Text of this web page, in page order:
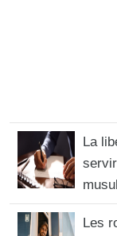
La
Les